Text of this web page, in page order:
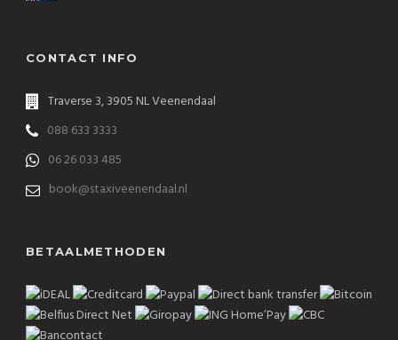
CONTACT INFO
Traverse 3, 3905 NL Veenendaal
088 633 3333
06 26 033 485
book@staxiveenendaal.nl
BETAALMETHODEN